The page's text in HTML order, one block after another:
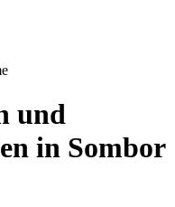
und
in Sombor